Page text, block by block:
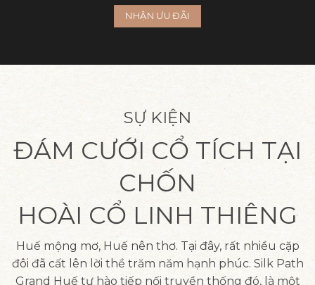
NHẬN ƯU ĐÃI
SỰ KIỆN
ĐÁM CƯỚI CỔ TÍCH TẠI
CHỐN
HOÀI CỔ LINH THIÊNG
Huế mộng mơ, Huế nên thơ. Tại đây, rất nhiều cặp
đôi đã cất lên lời thề trăm năm hạnh phúc. Silk Path
Grand Huế tự hào tiếp nối truyền thống đó, là một